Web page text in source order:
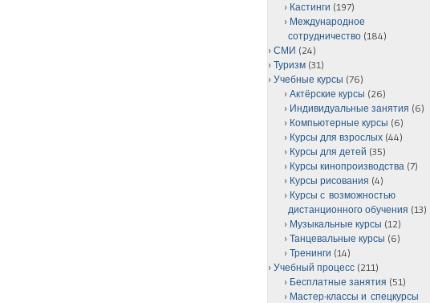
Кастинги (197)
Международное
сотрудничество (184)
СМИ (24)
Туризм (31)
Учебные курсы (76)
Актёрские курсы (26)
Индивидуальные занятия (6)
Компьютерные курсы (6)
Курсы для взрослых (44)
Курсы для детей (35)
Курсы кинопроизводства (7)
Курсы рисования (4)
Курсы с возможностью
дистанционного обучения (13)
Музыкальные курсы (12)
Танцевальные курсы (6)
Тренинги (14)
Учебный процесс (211)
Бесплатные занятия (51)
Мастер-классы и спецкурсы